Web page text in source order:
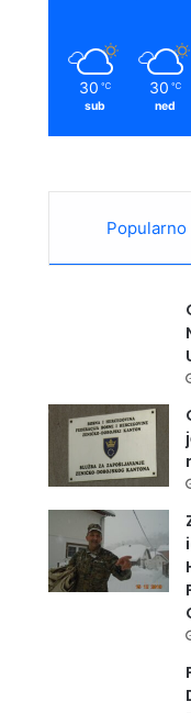
30 ℃
sub
30 ℃
ned
Popularno